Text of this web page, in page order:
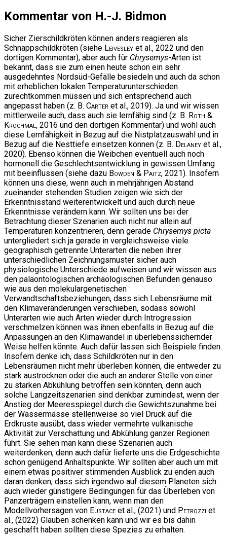
Kommentar von H.-J. Bidmon
Sicher Zierschildkröten können anders reagieren als
Schnappschildkröten (siehe Leivesley et al., 2022 und den
dortigen Kommentar), aber auch für Chrysemys-Arten ist
bekannt, dass sie zum einen heute schon ein sehr
ausgedehntes Nordsüd-Gefälle besiedeln und auch da schon
mit erheblichen lokalen Temperaturunterschieden
zurechtkommen müssen und sich entsprechend auch
angepasst haben (z. B. Carter et al., 2019). Ja und wir wissen
mittlerweile auch, dass auch sie lernfähig sind (z. B. Roth &
Krochmal, 2016 und den dortigen Kommentar) und wohl auch
diese Lernfähigkeit in Bezug auf die Nistplatzauswahl und in
Bezug auf die Nesttiefe einsetzen können (z. B. Delaney et al.,
2020). Ebenso können die Weibchen eventuell auch noch
hormonell die Geschlechtsentwicklung in gewissen Umfang
mit beeinflussen (siehe dazu Bowden & Paitz, 2021). Insofern
können uns diese, wenn auch in mehrjährigen Abstand
zueinander stehenden Studien zeigen wie sich der
Erkenntnisstand weiterentwickelt und auch durch neue
Erkenntnisse verändern kann. Wir sollten uns bei der
Betrachtung dieser Szenarien auch nicht nur allein auf
Temperaturen konzentrieren, denn gerade Chrysemys picta
untergliedert sich ja gerade in vergleichsweise viele
geographisch getrennte Unterarten die neben ihrer
unterschiedlichen Zeichnungsmuster sicher auch
physiologische Unterschiede aufweisen und wir wissen aus
den paläontologischen archäologischen Befunden genauso
wie aus den molekulargenetischen
Verwandtschaftsbeziehungen, dass sich Lebensräume mit
den Klimaveränderungen verschieben, sodass sowohl
Unterarten wie auch Arten wieder durch Introgression
verschmelzen können was ihnen ebenfalls in Bezug auf die
Anpassungen an den Klimawandel in überlebenssichernder
Weise helfen könnte. Auch dafür lassen sich Beispiele finden.
Insofern denke ich, dass Schildkröten nur in den
Lebensräumen nicht mehr überleben können, die entweder zu
stark austrocknen oder die auch an anderer Stelle von einer
zu starken Abkühlung betroffen sein könnten, denn auch
solche Langzeitszenarien sind denkbar zumindest, wenn der
Anstieg der Meeresspiegel durch die Gewichtszunahme bei
der Wassermasse stellenweise so viel Druck auf die
Erdkruste ausübt, dass wieder vermehrte vulkanische
Aktivität zur Verschattung und Abkühlung ganzer Regionen
führt. Sie sehen man kann diese Szenarien auch
weiterdenken, denn auch dafür lieferte uns die Erdgeschichte
schon genügend Anhaltspunkte. Wir sollten aber auch um mit
einem etwas positiver stimmenden Ausblick zu enden auch
daran denken, dass sich irgendwo auf diesem Planeten sich
auch wieder günstigere Bedingungen für das Überleben von
Panzerträgern einstellen kann, wenn man den
Modellvorhersagen von Eustace et al., (2021) und Petrozzi et
al., (2022) Glauben schenken kann und wir es bis dahin
geschafft haben sollten diese Spezies zu erhalten.